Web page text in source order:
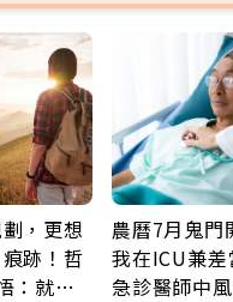
，更想
跡！哲
：就算
農曆7月鬼門
我在ICU兼差
急診醫師中